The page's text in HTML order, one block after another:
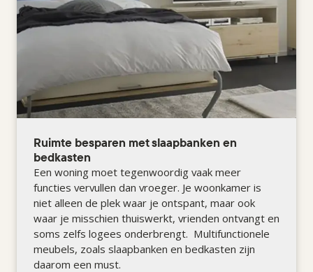
Ruimte besparen met slaapbanken en
bedkasten
Een woning moet tegenwoordig vaak meer
functies vervullen dan vroeger. Je woonkamer is
niet alleen de plek waar je ontspant, maar ook
waar je misschien thuiswerkt, vrienden ontvangt en
soms zelfs logees onderbrengt. Multifunctionele
meubels, zoals slaapbanken en bedkasten zijn
daarom een must.